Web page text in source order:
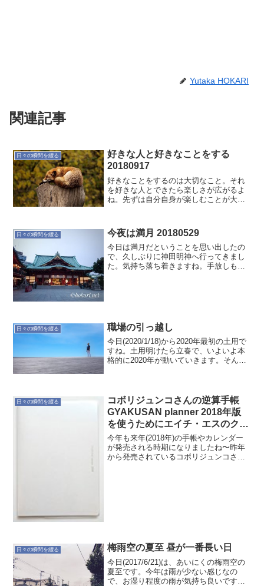
Yutaka HOKARI
関連記事
日々の瞬間を綴る
好きな人と好きなことをする
20180917
好きなことをするのは大切なこと。それ
を好きな人とできたら楽しさが広がるよ
ね。先ずは自分自身が楽しむことが大事
日々の瞬間を綴る 今夜は満月 20180529
今日は満月だということを思い出したの
で、久しぶりに神田明神へ行ってきまし
た。気持ち落ち着きますね。手放しもあ
日々の瞬間を綴る 職場の引っ越し
今日(2020/1/18)から2020年最初の土用で
すね。土用明けたら立春で、いよいよ本
格的に2020年が動いていきます。そんな
通勤時...
日々の瞬間を綴る
コボリジュンコさんの逆算手帳
GYAKUSAN planner 2018年版
を使うためにエイチ・エスのクリ
アノートカバーを購入
今年も来年(2018年)の手帳やカレンダー
が発売される時期になりましたね〜昨年
から発売されているコボリジュンコさん
日々の瞬間を綴る 梅雨空の夏至 昼が一番長い日
今日(2017/6/21)は、あいにくの梅雨空の
夏至です。今年は雨が少ない感じなの
で、お湿り程度の雨が気持ち良いです。